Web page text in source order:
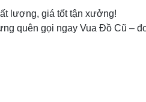
lượng, giá tốt tận xưởng!
quên gọi ngay Vua Đồ Cũ –